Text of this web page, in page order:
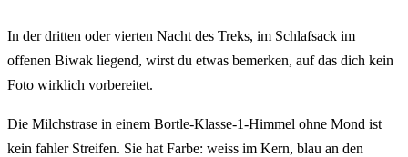
In der dritten oder vierten Nacht des Treks, im Schlafsack im
offenen Biwak liegend, wirst du etwas bemerken, auf das dich kein
Foto wirklich vorbereitet.
Die Milchstrase in einem Bortle-Klasse-1-Himmel ohne Mond ist
kein fahler Streifen. Sie hat Farbe: weiss im Kern, blau an den